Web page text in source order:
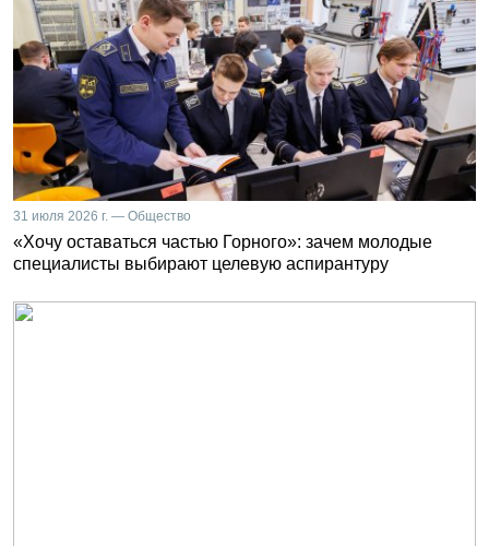
31 июля 2026 г. — Общество
«Хочу оставаться частью Горного»: зачем молодые
специалисты выбирают целевую аспирантуру